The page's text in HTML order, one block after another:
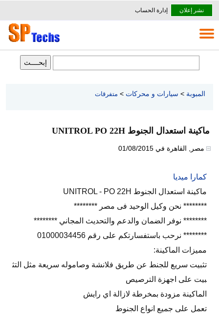
نشر إعلان إدارة الحساب
المبوبة > سيارات و محركات > متفرقات
ماكينة استعدال الجنوط UNITROL PO 22H
مصر القاهرة في 01/08/2015
كمارا ميديا
ماكينة استعدال الجنوط UNITROL - PO 22H
******** نحن وكيل الوحيد فى مصر ********
******** نوفر الضمان والدعم والتحديث المجاني ********
******** نرحب باستفسارتكم على رقم 01000034456
مميزات الماكينة:
تثبيت سريع للجنط عن طريق فلانشة وصاموله سريعة مثل التث
بيت على اجهزة الترصيص
الماكينة مزودة بمخرطة لازالة اي رايش
تعمل على جميع انواع الجنوط